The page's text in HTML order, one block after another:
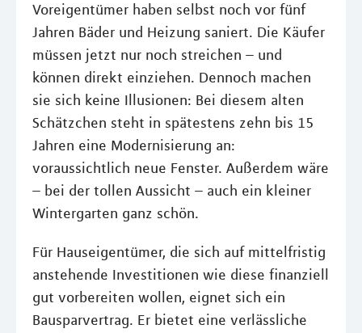
Voreigentümer haben selbst noch vor fünf
Jahren Bäder und Heizung saniert. Die Käufer
müssen jetzt nur noch streichen – und
können direkt einziehen. Dennoch machen
sie sich keine Illusionen: Bei diesem alten
Schätzchen steht in spätestens zehn bis 15
Jahren eine Modernisierung an:
voraussichtlich neue Fenster. Außerdem wäre
– bei der tollen Aussicht – auch ein kleiner
Wintergarten ganz schön.
Für Hauseigentümer, die sich auf mittelfristig
anstehende Investitionen wie diese finanziell
gut vorbereiten wollen, eignet sich ein
Bausparvertrag. Er bietet eine verlässliche